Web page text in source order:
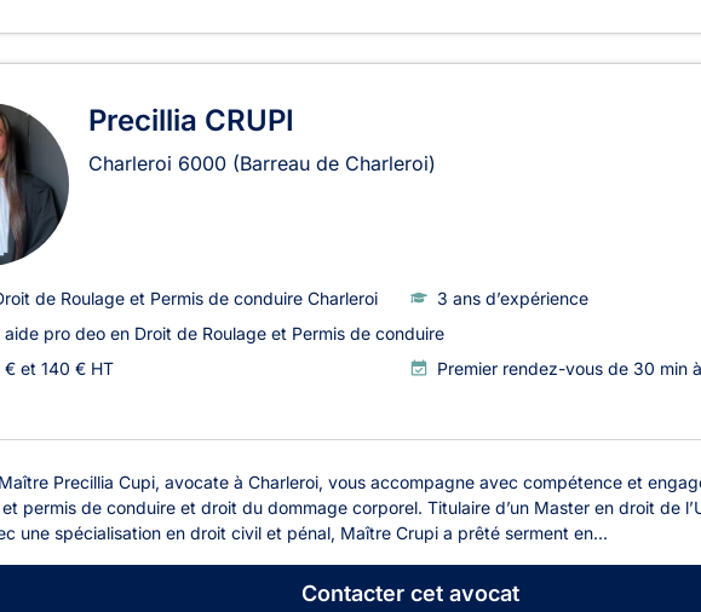
Precillia CRUPI
Charleroi 6000 (Barreau de Charleroi)
de Roulage et Permis de conduire Charleroi
3 ans d’expérience
pro deo en Droit de Roulage et Permis de conduire
€ et 140 € HT
Premier rendez-vous de 30 min
Maître Precillia Cupi, avocate à Charleroi, vous accompagne avec compétence et
permis de conduire et droit du dommage corporel. Titulaire d’un Master en droit de
une spécialisation en droit civil et pénal, Maître Crupi a prêté serment en...
Contactercet avocat